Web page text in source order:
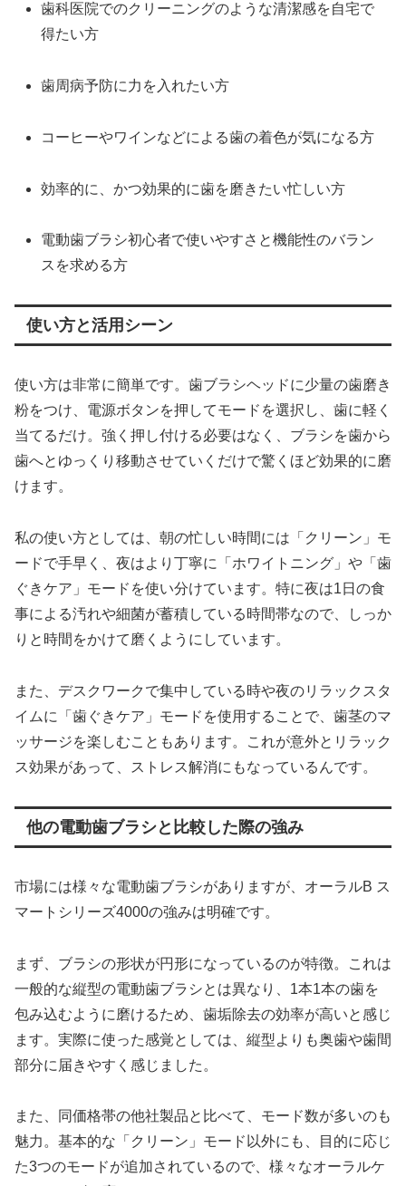
歯科医院でのクリーニングのような清潔感を自宅で
得たい方
歯周病予防に力を入れたい方
コーヒーやワインなどによる歯の着色が気になる方
効率的に、かつ効果的に歯を磨きたい忙しい方
電動歯ブラシ初心者で使いやすさと機能性のバラン
スを求める方
使い方と活用シーン
使い方は非常に簡単です。歯ブラシヘッドに少量の歯磨き
粉をつけ、電源ボタンを押してモードを選択し、歯に軽く
当てるだけ。強く押し付ける必要はなく、ブラシを歯から
歯へとゆっくり移動させていくだけで驚くほど効果的に磨
けます。
私の使い方としては、朝の忙しい時間には「クリーン」モ
ードで手早く、夜はより丁寧に「ホワイトニング」や「歯
ぐきケア」モードを使い分けています。特に夜は1日の食
事による汚れや細菌が蓄積している時間帯なので、しっか
りと時間をかけて磨くようにしています。
また、デスクワークで集中している時や夜のリラックスタ
イムに「歯ぐきケア」モードを使用することで、歯茎のマ
ッサージを楽しむこともあります。これが意外とリラック
ス効果があって、ストレス解消にもなっているんです。
他の電動歯ブラシと比較した際の強み
市場には様々な電動歯ブラシがありますが、オーラルB ス
マートシリーズ4000の強みは明確です。
まず、ブラシの形状が円形になっているのが特徴。これは
一般的な縦型の電動歯ブラシとは異なり、1本1本の歯を
包み込むように磨けるため、歯垢除去の効率が高いと感じ
ます。実際に使った感覚としては、縦型よりも奥歯や歯間
部分に届きやすく感じました。
また、同価格帯の他社製品と比べて、モード数が多いのも
魅力。基本的な「クリーン」モード以外にも、目的に応じ
た3つのモードが追加されているので、様々なオーラルケ